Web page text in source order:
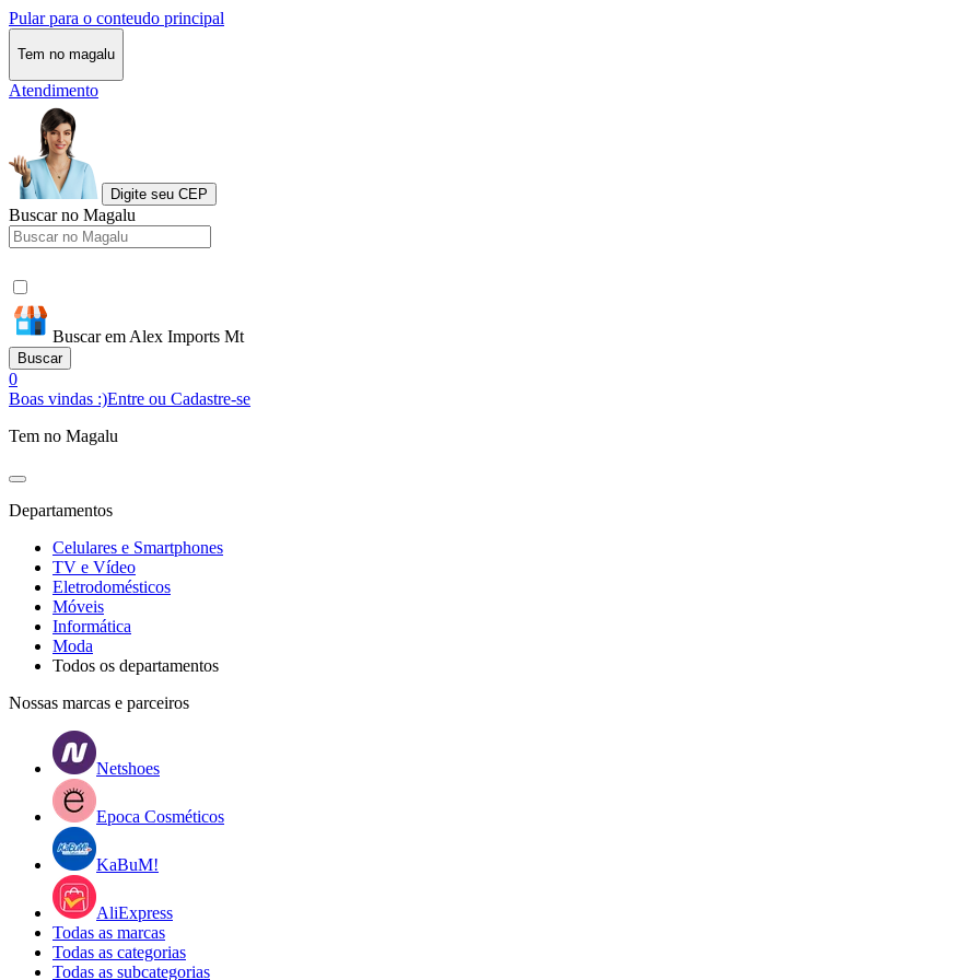
Pular para o conteudo principal
Tem no magalu
Atendimento
Digite seu CEP
Buscar no Magalu
Buscar em Alex Imports Mt
Buscar
0
Boas vindas :)Entre ou Cadastre-se
Tem no Magalu
Departamentos
Celulares e Smartphones
TV e Vídeo
Eletrodomésticos
Móveis
Informática
Moda
Todos os departamentos
Nossas marcas e parceiros
Netshoes
Epoca Cosméticos
KaBuM!
AliExpress
Todas as marcas
Todas as categorias
Todas as subcategorias